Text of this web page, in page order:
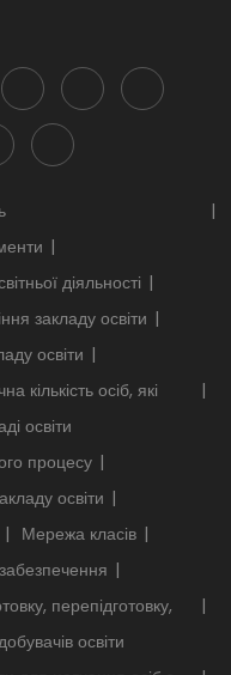
діяльності
закладу освіти
освіти
кількість осіб, які
освіти
процесу
освіти
Мережа класів
перепідготовку,
освіти